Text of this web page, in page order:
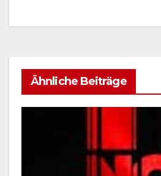
Ähnliche Beiträge